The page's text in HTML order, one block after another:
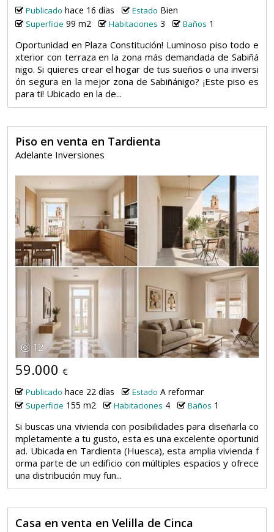
Publicado hace 16 días Estado Bien
Superficie 99 m2 Habitaciones 3 Baños 1
Oportunidad en Plaza Constitución! Luminoso piso todo e
xterior con terraza en la zona más demandada de Sabiñá
nigo. Si quieres crear el hogar de tus sueños o una inversi
ón segura en la mejor zona de Sabiñánigo? ¡Este piso es
para ti! Ubicado en la de...
Piso en venta en Tardienta
Adelante Inversiones
12
59.000 €
Publicado hace 22 días Estado A reformar
Superficie 155 m2 Habitaciones 4 Baños 1
Si buscas una vivienda con posibilidades para diseñarla co
mpletamente a tu gusto, esta es una excelente oportunid
ad. Ubicada en Tardienta (Huesca), esta amplia vivienda f
orma parte de un edificio con múltiples espacios y ofrece
una distribución muy fun...
Casa en venta en Velilla de Cinca